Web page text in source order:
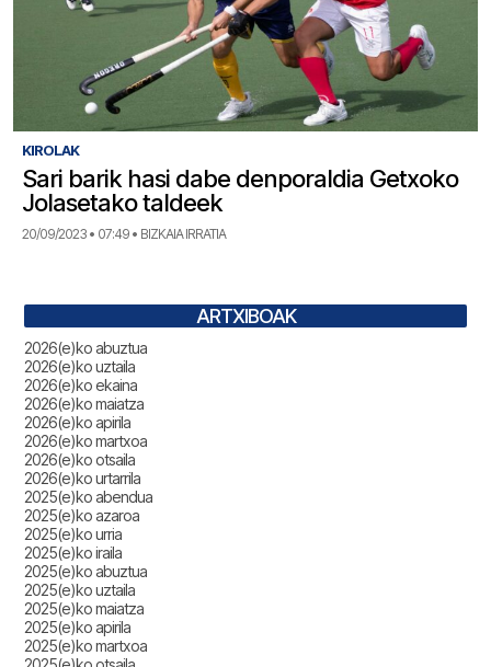
KIROLAK
Sari barik hasi dabe denporaldia Getxoko
Jolasetako taldeek
20/09/2023 • 07:49 • BIZKAIA IRRATIA
ARTXIBOAK
2026(e)ko abuztua
2026(e)ko uztaila
2026(e)ko ekaina
2026(e)ko maiatza
2026(e)ko apirila
2026(e)ko martxoa
2026(e)ko otsaila
2026(e)ko urtarrila
2025(e)ko abendua
2025(e)ko azaroa
2025(e)ko urria
2025(e)ko iraila
2025(e)ko abuztua
2025(e)ko uztaila
2025(e)ko maiatza
2025(e)ko apirila
2025(e)ko martxoa